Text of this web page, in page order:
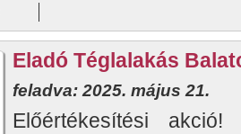
Eladó Téglalakás
feladva: 2025. május 21.
Előértékesítési